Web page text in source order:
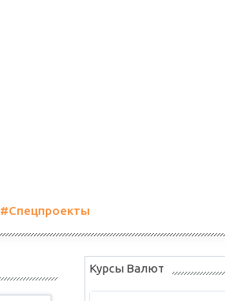
#Спецпроекты
Курсы Валют